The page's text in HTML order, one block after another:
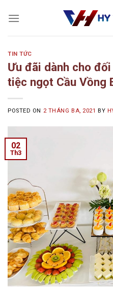
TIN TỨC
Ưu đãi dành cho
tiệc ngọt Cầu Vồng
POSTED ON 2 THÁNG BA, 2021 BY
02
Th3